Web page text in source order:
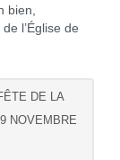
bien,
l’Église de
DE LA
NOVEMBRE